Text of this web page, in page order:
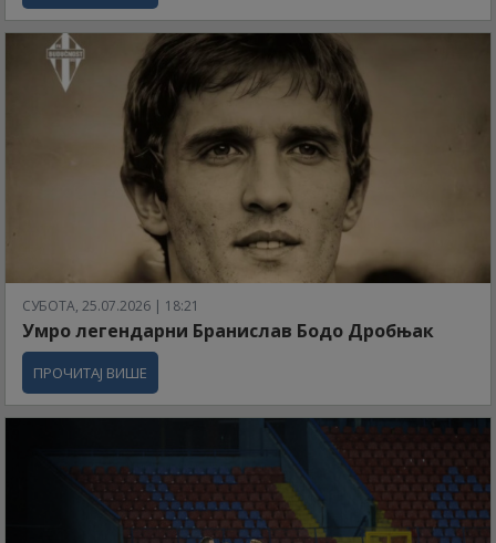
СУБОТА, 25.07.2026 | 18:21
Умро легендарни Бранислав Бодо Дробњак
ПРОЧИТАЈ ВИШЕ